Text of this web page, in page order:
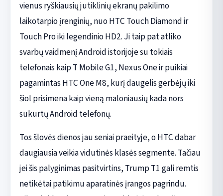
vienus ryškiausių jutiklinių ekranų pakilimo
laikotarpio įrenginių, nuo HTC Touch Diamond ir
Touch Pro iki legendinio HD2. Ji taip pat atliko
svarbų vaidmenį Android istorijoje su tokiais
telefonais kaip T Mobile G1, Nexus One ir puikiai
pagamintas HTC One M8, kurį daugelis gerbėjų iki
šiol prisimena kaip vieną maloniausių kada nors
sukurtų Android telefonų.
Tos šlovės dienos jau seniai praeityje, o HTC dabar
daugiausia veikia vidutinės klasės segmente. Tačiau
jei šis palyginimas pasitvirtins, Trump T1 gali remtis
netikėtai patikimu aparatinės įrangos pagrindu.